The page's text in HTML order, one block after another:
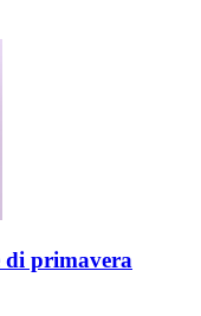
di primavera